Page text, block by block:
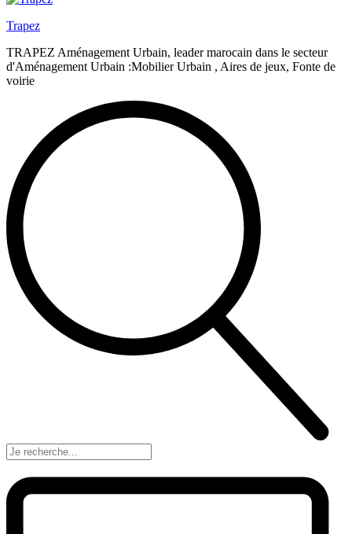
Trapez
TRAPEZ Aménagement Urbain, leader marocain dans le secteur
d'Aménagement Urbain :Mobilier Urbain , Aires de jeux, Fonte de
voirie